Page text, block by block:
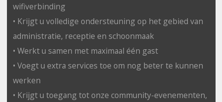
wifiverbinding
• Krijgt u volledige ondersteuning op het gebied van
administratie, receptie en schoonmaak
• Werkt u samen met maximaal één gast
• Voegt u extra services toe om nog beter te kunnen
werken
• Krijgt u toegang tot onze community-evenementen,